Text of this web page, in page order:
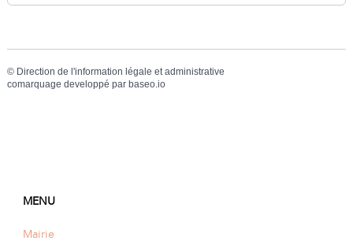
© Direction de l'information légale et administrative
comarquage developpé par baseo.io
MENU
Mairie